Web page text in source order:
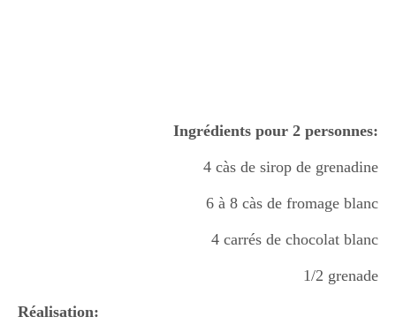
Ingrédients pour 2 personnes:
4 càs de sirop de grenadine
6 à 8 càs de fromage blanc
4 carrés de chocolat blanc
1/2 grenade
Réalisation: